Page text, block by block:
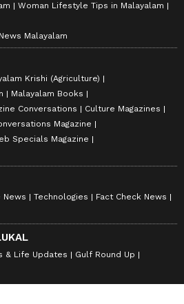
Woman Lifestyle Tips in Malayalam
Malayalam
Krishi (Agriculture)
Malayalam Books
Conversations
Culture Magazines
Magazine
Specials Magazine
News Technologies
Fact Check News
& Life Updates
Gulf Round Up